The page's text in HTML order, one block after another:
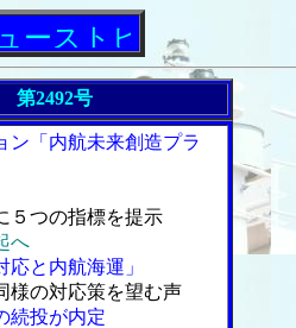
ストピックス
第2492号
ン「内航未来創造プラ
５つの指標を提示
へ
応と内航海運」
様の対応策を望む声
続投が内定